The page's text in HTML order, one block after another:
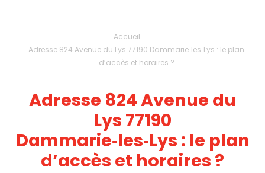
Accueil
Adresse 824 Avenue du Lys 77190 Dammarie‑les‑Lys : le plan
d’accès et horaires ?
Adresse 824 Avenue du
Lys 77190
Dammarie‑les‑Lys : le plan
d’accès et horaires ?